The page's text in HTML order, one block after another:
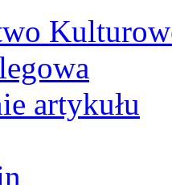
artykułu